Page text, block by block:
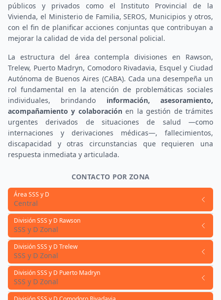
públicos y privados como el Instituto Provincial de la
Vivienda, el Ministerio de Familia, SEROS, Municipios y otros,
con el fin de planificar acciones conjuntas que contribuyan a
mejorar la calidad de vida del personal policial.
La estructura del área contempla divisiones en Rawson,
Trelew, Puerto Madryn, Comodoro Rivadavia, Esquel y Ciudad
Autónoma de Buenos Aires (CABA). Cada una desempeña un
rol fundamental en la atención de problemáticas sociales
individuales, brindando información, asesoramiento,
acompañamiento y colaboración en la gestión de trámites
urgentes derivados de situaciones de salud —como
internaciones y derivaciones médicas—, fallecimientos,
discapacidad y otras circunstancias que requieren una
respuesta inmediata y articulada.
CONTACTO POR ZONA
Área SSS y D
Central
División SSS y D Rawson
SSS y D Zonal
División SSS y D Trelew
SSS y D Zonal
División SSS y D Puerto Madryn
SSS y D Zonal